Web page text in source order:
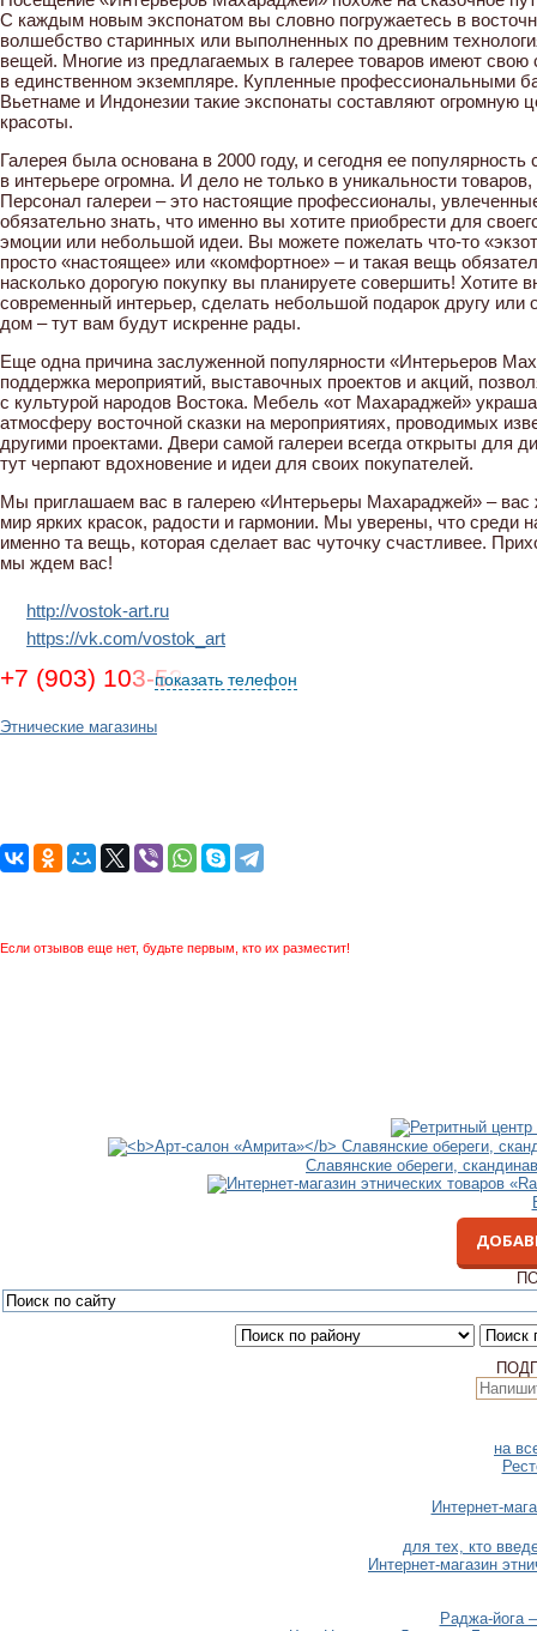
С каждым новым экспонатом вы словно погружаетесь в
волшебство старинных или выполненных по древним
вещей. Многие из предлагаемых в галерее товаров имеют
в единственном экземпляре. Купленные профессиональными
Вьетнаме и Индонезии такие экспонаты составляют огромную
красоты.
Галерея была основана в 2000 году, и сегодня ее популярность
в интерьере огромна. И дело не только в уникальности
Персонал галереи – это настоящие профессионалы,
обязательно знать, что именно вы хотите приобрести для
эмоции или небольшой идеи. Вы можете пожелать что-то
просто «настоящее» или «комфортное» – и такая вещь
насколько дорогую покупку вы планируете совершить! Хотите
современный интерьер, сделать небольшой подарок другу или
дом – тут вам будут искренне рады.
Еще одна причина заслуженной популярности «Интерьеров
поддержка мероприятий, выставочных проектов и акций,
с культурой народов Востока. Мебель «от Махараджей»
атмосферу восточной сказки на мероприятиях, проводимых
другими проектами. Двери самой галереи всегда открыты для
тут черпают вдохновение и идеи для своих покупателей.
Мы приглашаем вас в галерею «Интерьеры Махараджей» – вас
мир ярких красок, радости и гармонии. Мы уверены, что среди
именно та вещь, которая сделает вас чуточку счастливее.
мы ждем вас!
http://vostok-art.ru
https://vk.com/vostok_art
+7 (903) 103-53-09показать телефон
Этнические магазины
Если отзывов еще нет, будьте первым, кто их разместит!
Славянские обереги,
на
Интернет-
для тех, кто
Интернет-магазин
Раджа-йога